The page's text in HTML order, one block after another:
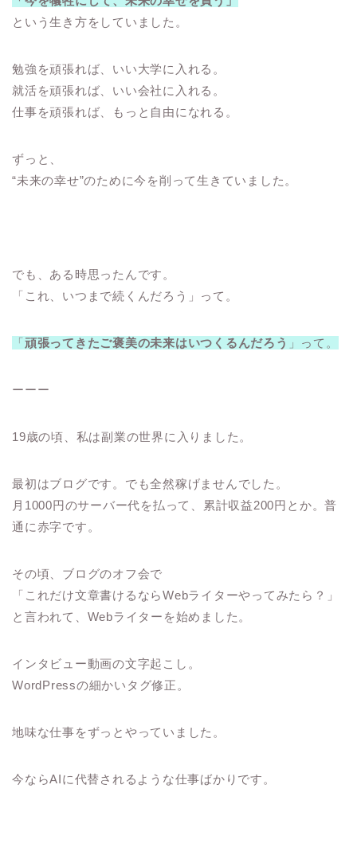
という生き方をしていました。
勉強を頑張れば、いい大学に入れる。
就活を頑張れば、いい会社に入れる。
仕事を頑張れば、もっと自由になれる。
ずっと、
“未来の幸せ”のために今を削って生きていました。
でも、ある時思ったんです。
「これ、いつまで続くんだろう」って。
「頑張ってきたご褒美の未来はいつくるんだろう 」って。
ーーー
19歳の頃、私は副業の世界に入りました。
最初はブログです。でも全然稼げませんでした。
月1000円のサーバー代を払って、累計収益200円とか。普
通に赤字です。
その頃、ブログのオフ会で
「これだけ文章書けるならWebライターやってみたら？」
と言われて、Webライターを始めました。
インタビュー動画の文字起こし。
WordPressの細かいタグ修正。
地味な仕事をずっとやっていました。
今ならAIに代替されるような仕事ばかりです。